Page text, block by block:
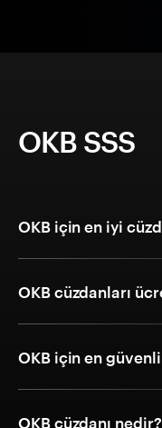
OKB SSS
OKB için en iyi
OKB cüzdanları
OKB için en
OKB cüzdanı nedir?